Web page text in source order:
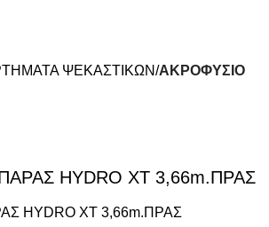
ΨΕΚΑΣΤΙΚΩΝ ΑΚΡΟΦΥΣΙΟ
HYDRO XT 3,66m.ΠΡΑΣ
HYDRO XT 3,66m.ΠΡΑΣ